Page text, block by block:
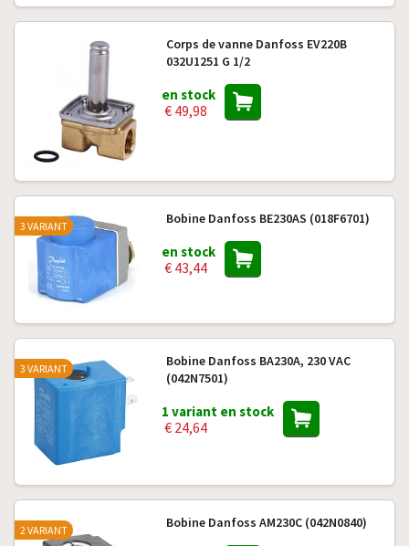
Corps de vanne Danfoss EV220B
032U1251 G 1/2
en stock
€ 49,98
Bobine Danfoss BE230AS (018F6701)
en stock
€ 43,44
3 VARIANT
Bobine Danfoss BA230A, 230 VAC
(042N7501)
1 variant en stock
€ 24,64
3 VARIANT
Bobine Danfoss AM230C (042N0840)
2 VARIANT